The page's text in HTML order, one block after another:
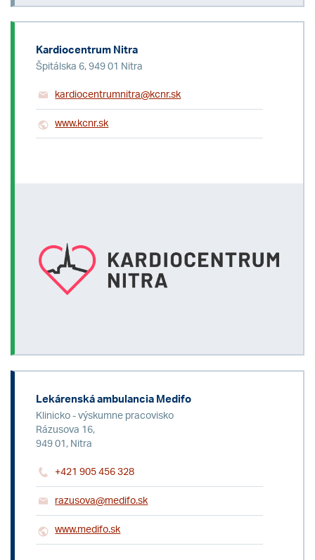
Kardiocentrum Nitra
Špitálska 6, 949 01 Nitra
kardiocentrumnitra@kcnr.sk
www.kcnr.sk
Lekárenská ambulancia Medifo
Klinicko - výskumne pracovisko
Rázusova 16,
949 01, Nitra
+421 905 456 328
razusova@medifo.sk
www.medifo.sk